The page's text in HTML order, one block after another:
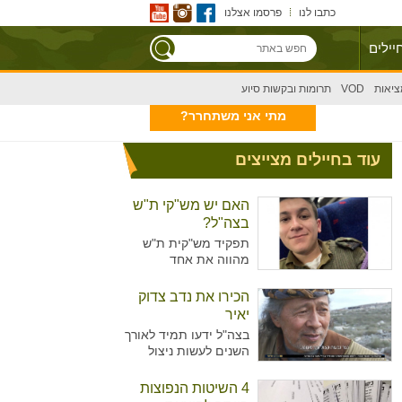
כתבו לנו פרסמו אצלנו
VOD תרומות ובקשות סיוע
מתי אני משתחרר?
עוד בחיילים מצייצים
האם יש מש"קי ת"ש
בצה"ל?
תפקיד מש"קית ת"ש
מהווה את אחד
יותר עם נשים מאשר
גברים בצה"ל. מדובר על
תפקיד המקביל לתפקיד
של עובדת סוציאלית
ויועצת בבתי הספר,
להכשיר גם גברים לאותו
הכירו את נדב צדוק
יאיר
בצה"ל ידעו תמיד לאורך
השנים לעשות ניצול
שלו ידע נרחב בתחומים
4 השיטות הנפוצות